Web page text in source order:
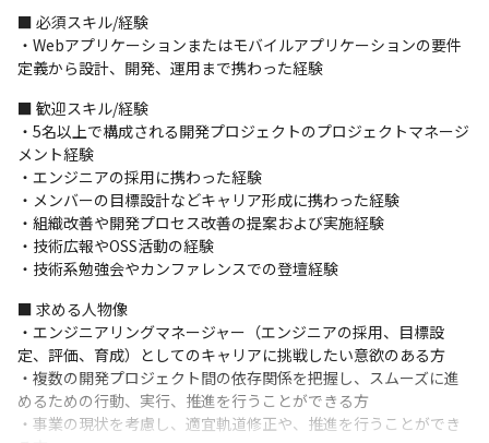
を担当します
※現状のシステムはPHPを中心に構築されていますが、全面的に
TypeScriptへの移行を進めています
ピープルマネジメント
・目標設定、評価、課題解決支援を通しメンバー育成
・メンバーとの1on1ミーティングの実施
・組織課題の特定、改善の提案および実施
エンジニア採用
・エンジニアの採用戦略策定、推進
・エンジニア候補者とのカジュアル面談、採用面接
・認知拡大、プレゼンス向上を目的とした技術広報
開発プロセスの推進と改善
・開発プロセスの方針決定、当事者意識を持った推進と継続的改
善
・開発プロセスにおける関係者（経営層、他部門）との連携、調
整
・メンバーのアサイン管理、開発進捗把握
■ 必須スキル/経験
・Webアプリケーションまたはモバイルアプリケーションの要件
定義から設計、開発、運用まで携わった経験
■ 歓迎スキル/経験
・5名以上で構成される開発プロジェクトのプロジェクトマネージ
メント経験
・エンジニアの採用に携わった経験
・メンバーの目標設計などキャリア形成に携わった経験
・組織改善や開発プロセス改善の提案および実施経験
・技術広報やOSS活動の経験
・技術系勉強会やカンファレンスでの登壇経験
■ 求める人物像
・エンジニアリングマネージャー（エンジニアの採用、目標設
定、評価、育成）としてのキャリアに挑戦したい意欲のある方
・複数の開発プロジェクト間の依存関係を把握し、スムーズに進
めるための行動、実行、推進を行うことができる方
・事業の現状を考慮し、適宜軌道修正や、推進を行うことができ